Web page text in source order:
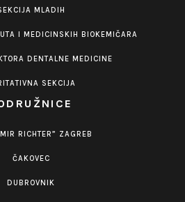
MLADIH
I MEDICINSKIH BIOKEMIČARA
DENTALNE MEDICINE
SEKCIJA
RICHTER” ZAGREB
ČAKOVEC
DUBROVNIK